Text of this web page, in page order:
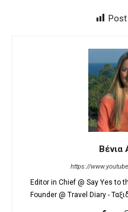
Post
Βένια
https://
Editor in Chief @ Say Yes to
Founder @ Travel Diary -